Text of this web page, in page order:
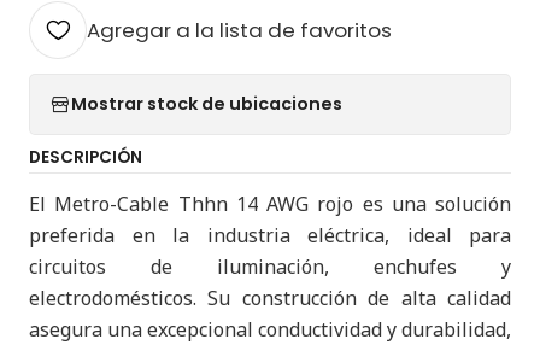
Agregar a la lista de favoritos
Mostrar stock de ubicaciones
DESCRIPCIÓN
El Metro-Cable Thhn 14 AWG rojo es una solución
preferida en la industria eléctrica, ideal para
circuitos de iluminación, enchufes y
electrodomésticos. Su construcción de alta calidad
asegura una excepcional conductividad y durabilidad,